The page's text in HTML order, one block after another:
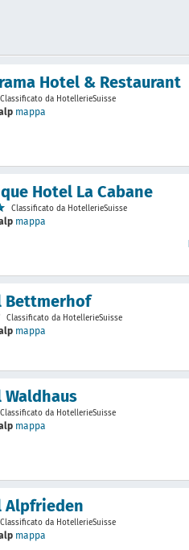
Hotel & Restaurant
Classificato da HotellerieSuisse
mappa
Hotel La Cabane
Classificato da HotellerieSuisse
mappa
Bettmerhof
Classificato da HotellerieSuisse
mappa
Waldhaus
Classificato da HotellerieSuisse
mappa
Alpfrieden
Classificato da HotellerieSuisse
mappa